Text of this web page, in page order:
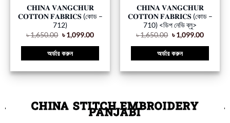
𝐂𝐇𝐈𝐍𝐀 𝐕𝐀𝐍𝐆𝐂𝐇𝐔𝐑
𝐂𝐎𝐓𝐓𝐎𝐍 𝐅𝐀𝐁𝐑𝐈𝐂𝐒 (কোড –
712)
৳1,650.00 ৳1,099.00
অর্ডার করুন
𝐂𝐇𝐈𝐍𝐀 𝐕𝐀𝐍𝐆𝐂𝐇𝐔𝐑
𝐂𝐎𝐓𝐓𝐎𝐍 𝐅𝐀𝐁𝐑𝐈𝐂𝐒 (কোড –
710) <ডিপ নেভি ব্লু>
৳1,650.00 ৳1,099.00
অর্ডার করুন
CHINA STITCH EMBROIDERY
PANJABI